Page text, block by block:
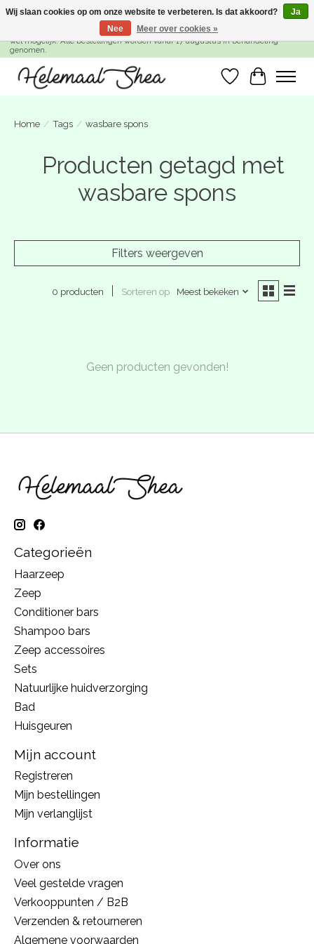
SUMMER BREAK! Wij zijn gesloten van 27 juli t/m 16 augustus. Bestellen is nog
wel mogelijk. Alle bestellingen worden vanaf 17 augustus in behandeling
genomen.
Verlanglijst
Home / Tags / wasbare spons
Producten getagd met
wasbare spons
Filters weergeven
0 producten Sorteren op Meest bekeken
Geen producten gevonden!
Categorieën
Haarzeep
Zeep
Conditioner bars
Shampoo bars
Zeep accessoires
Sets
Natuurlijke huidverzorging
Bad
Huisgeuren
Mijn account
Registreren
Mijn bestellingen
Mijn verlanglijst
Informatie
Over ons
Veel gestelde vragen
Verkooppunten / B2B
Verzenden & retourneren
Algemene voorwaarden
Wij slaan cookies op om onze website te verbeteren. Is dat akkoord?
Ja
Nee
Meer over cookies »